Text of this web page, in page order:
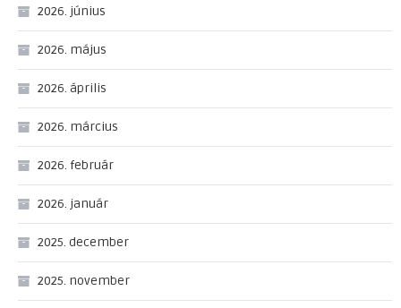
2026. június
2026. május
2026. április
2026. március
2026. február
2026. január
2025. december
2025. november